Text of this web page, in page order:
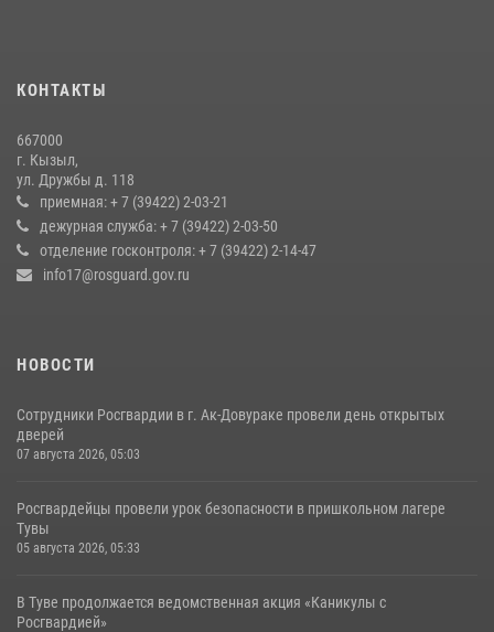
русской культуры Верховьё
Кызылчанин поблагодарил сотрудников Росгвардии за
оперативное реагирование в решении конфликтной ситуации
17 июля 2026, 07:22 1
КОНТАКТЫ
667000
г. Кызыл,
ул. Дружбы д. 118
приемная: + 7 (39422) 2-03-21
дежурная служба: + 7 (39422) 2-03-50
отделение госконтроля: + 7 (39422) 2-14-47
info17@rosguard.gov.ru
НОВОСТИ
Сотрудники Росгвардии в г. Ак-Довураке провели день открытых
дверей
07 августа 2026, 05:03
Росгвардейцы провели урок безопасности в пришкольном лагере
Тувы
05 августа 2026, 05:33
В Туве продолжается ведомственная акция «Каникулы с
Росгвардией»